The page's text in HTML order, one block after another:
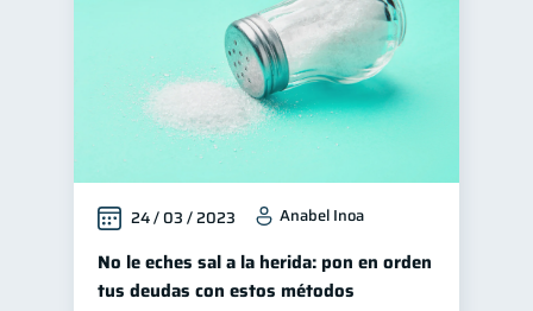
24 / 03 / 2023 Anabel Inoa
No le eches sal a la herida: pon en orden
tus deudas con estos métodos